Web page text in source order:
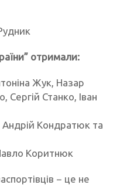
отримали:
Жук, Назар
Станко, Іван
Андрій Кондратюк та
Коритнюк
− це не